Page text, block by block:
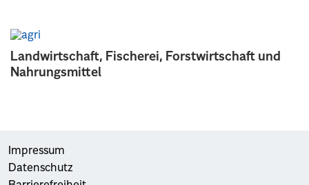
Landwirtschaft, Fischerei, Forstwirtschaft und
Nahrungsmittel
Impressum
Datenschutz